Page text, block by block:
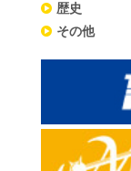
歴史
その他